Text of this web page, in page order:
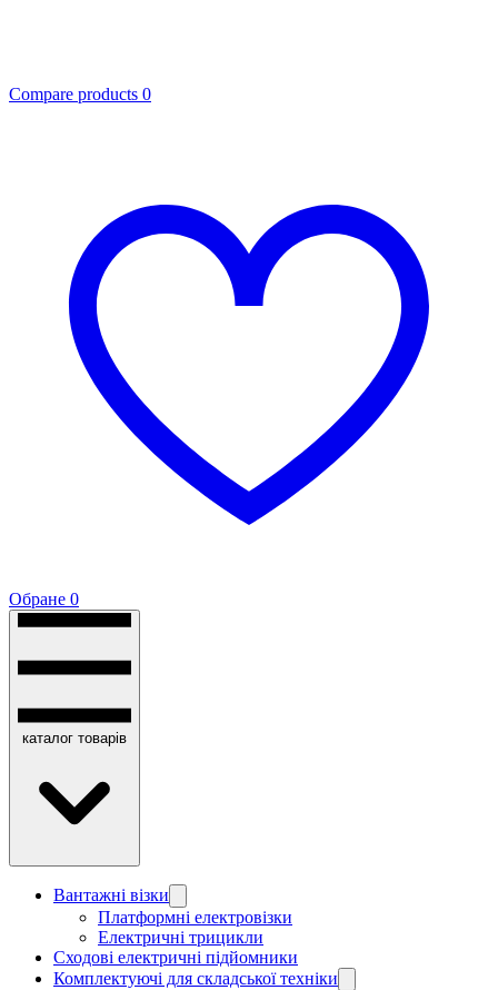
Compare products 0
Обране 0
каталог товарів
Вантажні візки
Платформні електровізки
Електричні трицикли
Сходові електричні підйомники
Комплектуючі для складської техніки